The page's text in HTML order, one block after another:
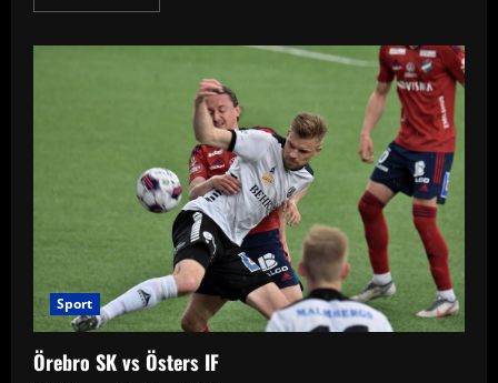
more
Djurgården
Sport
Örebro SK vs Östers IF